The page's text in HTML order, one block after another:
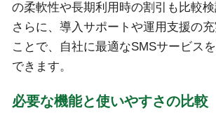
の柔軟性や長期利用時の割引も比較検
さらに、導入サポートや運用支援の
ことで、自社に最適なSMSサービス
できます。
必要な機能と使いやすさの比較